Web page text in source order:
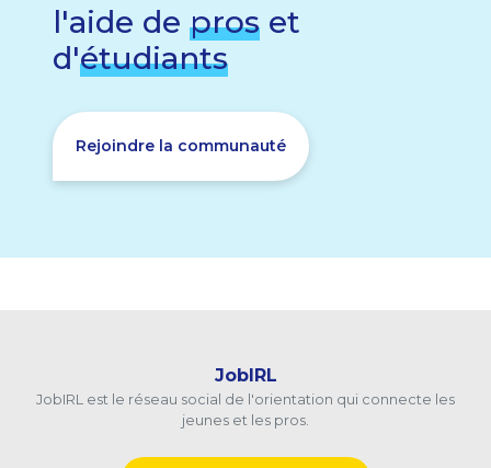
l'aide de pros et
d'étudiants
Rejoindre la communauté
JobIRL
JobIRL est le réseau social de l'orientation qui connecte les
jeunes et les pros.